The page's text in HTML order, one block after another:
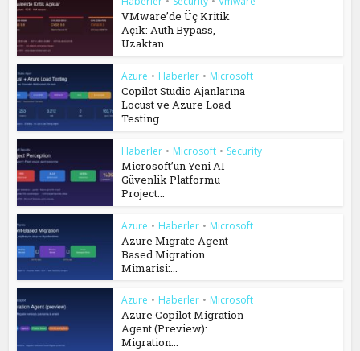
VMware’de Üç Kritik
Açık: Auth Bypass,
Uzaktan...
Azure • Haberler • Microsoft
Copilot Studio Ajanlarına
Locust ve Azure Load
Testing...
Haberler • Microsoft • Security
Microsoft’un Yeni AI
Güvenlik Platformu
Project...
Azure • Haberler • Microsoft
Azure Migrate Agent-
Based Migration
Mimarisi:...
Azure • Haberler • Microsoft
Azure Copilot Migration
Agent (Preview):
Migration...